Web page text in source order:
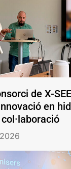
de X-
en